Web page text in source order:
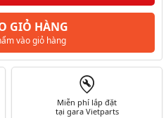
GIỎ HÀNG
vào giỏ hàng
Miễn phí lắp đặt
tại gara Vietparts